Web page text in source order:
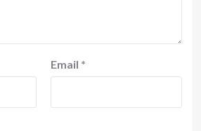
Email *